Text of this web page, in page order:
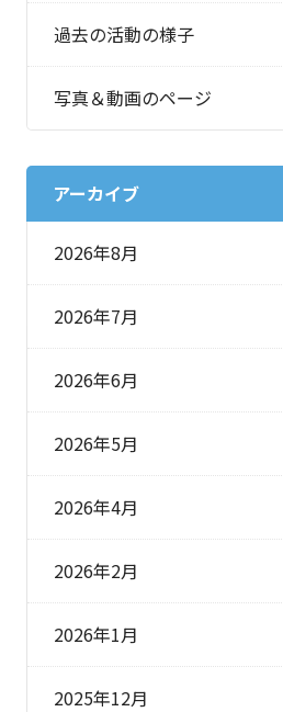
過去の活動の様子
写真＆動画のページ
アーカイブ
2026年8月
2026年7月
2026年6月
2026年5月
2026年4月
2026年2月
2026年1月
2025年12月